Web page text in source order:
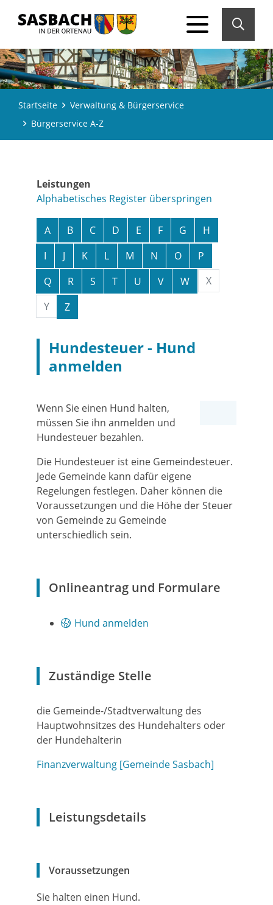
Startseite
Verwaltung & Bürgerservice
Bürgerservice A-Z
Leistungen
Alphabetisches Register überspringen
A B C D E F G
H
I
J K L M N O
P
Q
R S T U V W
X
Y
Z
Hundesteuer - Hund
anmelden
Wenn Sie einen Hund halten,
müssen Sie ihn anmelden und
Hundesteuer bezahlen.
Die Hundesteuer ist eine Gemeindesteuer.
Jede Gemeinde kann dafür eigene
Regelungen festlegen. Daher können die
Voraussetzungen und die Höhe der Steuer
von Gemeinde zu Gemeinde
unterschiedlich sein.
Onlineantrag und Formulare
Hund anmelden
Zuständige Stelle
die Gemeinde-/Stadtverwaltung des
Hauptwohnsitzes des Hundehalters oder
der Hundehalterin
Finanzverwaltung [Gemeinde Sasbach]
Leistungsdetails
Voraussetzungen
Sie halten einen Hund.